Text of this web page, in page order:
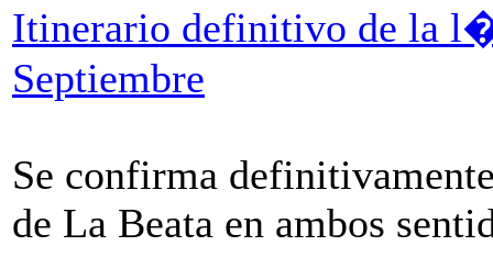
Itinerario definitivo de la
Septiembre
Se confirma
de La Beata en ambos